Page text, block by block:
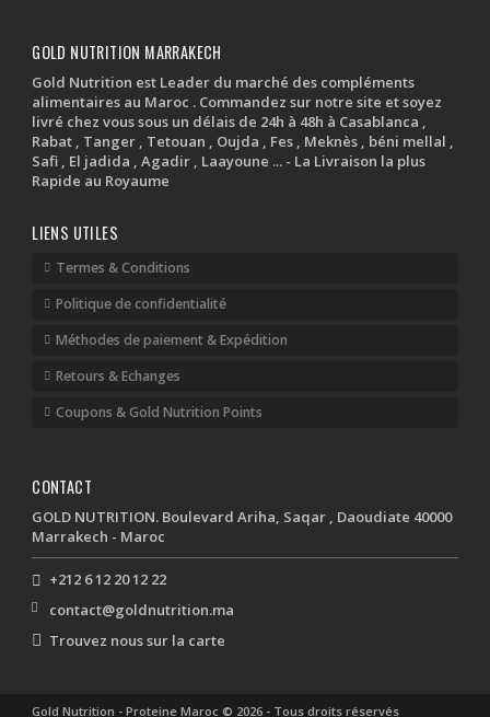
GOLD NUTRITION MARRAKECH
Gold Nutrition est Leader du marché des compléments
alimentaires au Maroc . Commandez sur notre site et soyez
livré chez vous sous un délais de 24h à 48h à Casablanca ,
Rabat , Tanger , Tetouan , Oujda , Fes , Meknès , béni mellal ,
Safi , El jadida , Agadir , Laayoune ... - La Livraison la plus
Rapide au Royaume
LIENS UTILES
Termes & Conditions
Politique de confidentialité
Méthodes de paiement & Expédition
Retours & Echanges
Coupons & Gold Nutrition Points
CONTACT
GOLD NUTRITION. Boulevard Ariha, Saqar , Daoudiate 40000
Marrakech - Maroc
+212 6 12 20 12 22
contact@goldnutrition.ma
Trouvez nous sur la carte
Gold Nutrition - Proteine Maroc © 2026 - Tous droits réservés